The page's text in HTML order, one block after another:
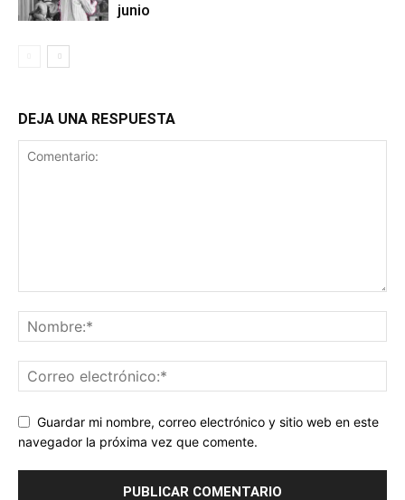
junio
DEJA UNA RESPUESTA
Guardar mi nombre, correo electrónico y sitio web en este
navegador la próxima vez que comente.